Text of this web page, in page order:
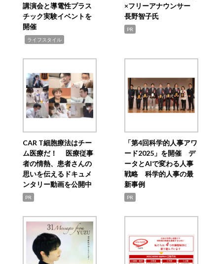
講演会と導電性プラス
チック実験イベントを
開催
ライフスタイル
×フリーアナウンサー
長野智子氏
PR
CAR T細胞療法はチー
ム医療だ！ 医療従事
者の情熱、患者さんの
思いを伝えるドキュメ
ンタリー動画を公開中
PR
「第4回科学的人事アワ
ード2025」を開催 デ
ータとAIで変わる人事
戦略 科学的人事の最
新事例
PR